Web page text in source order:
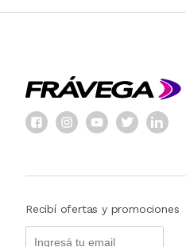
Recibí ofertas y promociones